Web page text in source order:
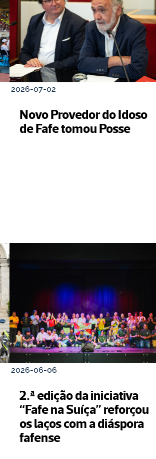
2026-07-02
Novo Provedor do Idoso
de Fafe tomou Posse
2026-06-06
2.ª edição da iniciativa
“Fafe na Suíça” reforçou
os laços com a diáspora